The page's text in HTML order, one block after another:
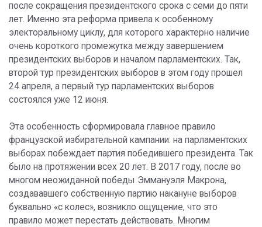
после сокращения президентского срока с семи до пяти
лет. Именно эта реформа привела к особенному
электоральному циклу, для которого характерно наличие
очень короткого промежутка между завершением
президентских выборов и началом парламентских. Так,
второй тур президентских выборов в этом году прошел
24 апреля, а первый тур парламентских выборов
состоялся уже 12 июня.
Эта особенность сформировала главное правило
французской избирательной кампании: на парламентских
выборах побеждает партия победившего президента. Так
было на протяжении всех 20 лет. В 2017 году, после во
многом неожиданной победы Эммануэля Макрона,
создававшего собственную партию накануне выборов
буквально «с колес», возникло ощущение, что это
правило может перестать действовать. Многим